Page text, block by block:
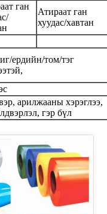
ган
Атираат ган
хуудас/хавтан
ердийн/том/тэг
арилжааны хэрэглээ,
гэр бүл